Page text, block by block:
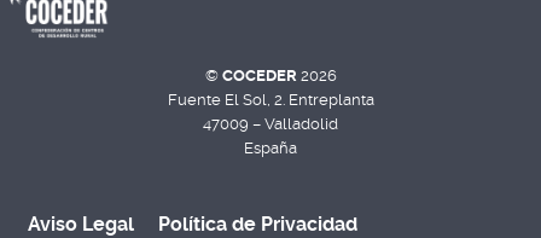
© COCEDER 2026
Fuente El Sol, 2. Entreplanta
47009 – Valladolid
España
Aviso Legal
Política de Privacidad